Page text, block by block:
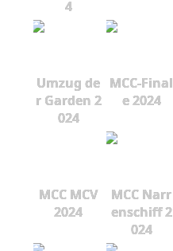
4
Umzug de
r Garden 2
024
MCC-Final
e 2024
MCC MCV
2024
MCC Narr
enschiff 2
024